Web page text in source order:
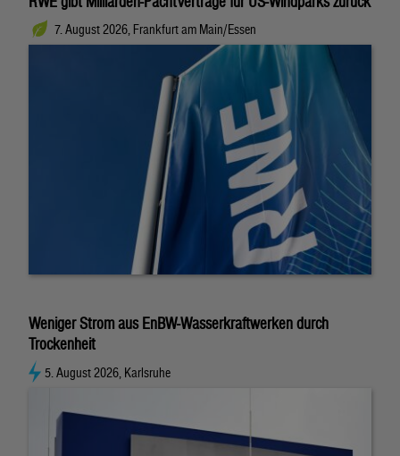
7. August 2026, Frankfurt am Main/Essen
Weniger Strom aus EnBW-Wasserkraftwerken durch
Trockenheit
5. August 2026, Karlsruhe